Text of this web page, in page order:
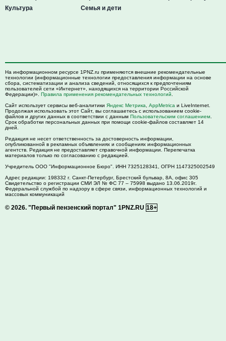
Культура
Семья и дети
На информационном ресурсе 1PNZ.ru применяются внешние рекомендательные
технологии (информационные технологии предоставления информации на основе
сбора, систематизации и анализа сведений, относящихся к предпочтениям
пользователей сети «Интернет», находящихся на территории Российской
Федерации)». Правила применения рекомендательных технологий
Сайт использует сервисы веб-аналитики Яндекс Метрика AppMetrica и LiveInternet.
Продолжая использовать этот Сайт, вы соглашаетесь с использованием cookie-
файлов и других данных в соответствии с данным Пользовательским соглашением
Срок обработки персональных данных при помощи cookie-файлов составляет 14
дней.
Редакция не несет ответственность за достоверность информации,
опубликованной в рекламных объявлениях и сообщениях информационных
агентств. Редакция не предоставляет справочной информации. Перепечатка
материалов только по согласованию с редакцией.
Учредитель ООО "Информационное Бюро". ИНН 7325128341, ОГРН 1147325002549
Адрес редакции: 198332 г. Санкт-Петербург, Брестский бульвар, 8А, офис 305
Свидетельство о регистрации СМИ ЭЛ № ФС 77 – 75998 выдано 13.06.2019г.
Федеральной службой по надзору в сфере связи, информационных технологий и
массовых коммуникаций
© 2026. "Первый пензенский портал" 1PNZ.RU 18+